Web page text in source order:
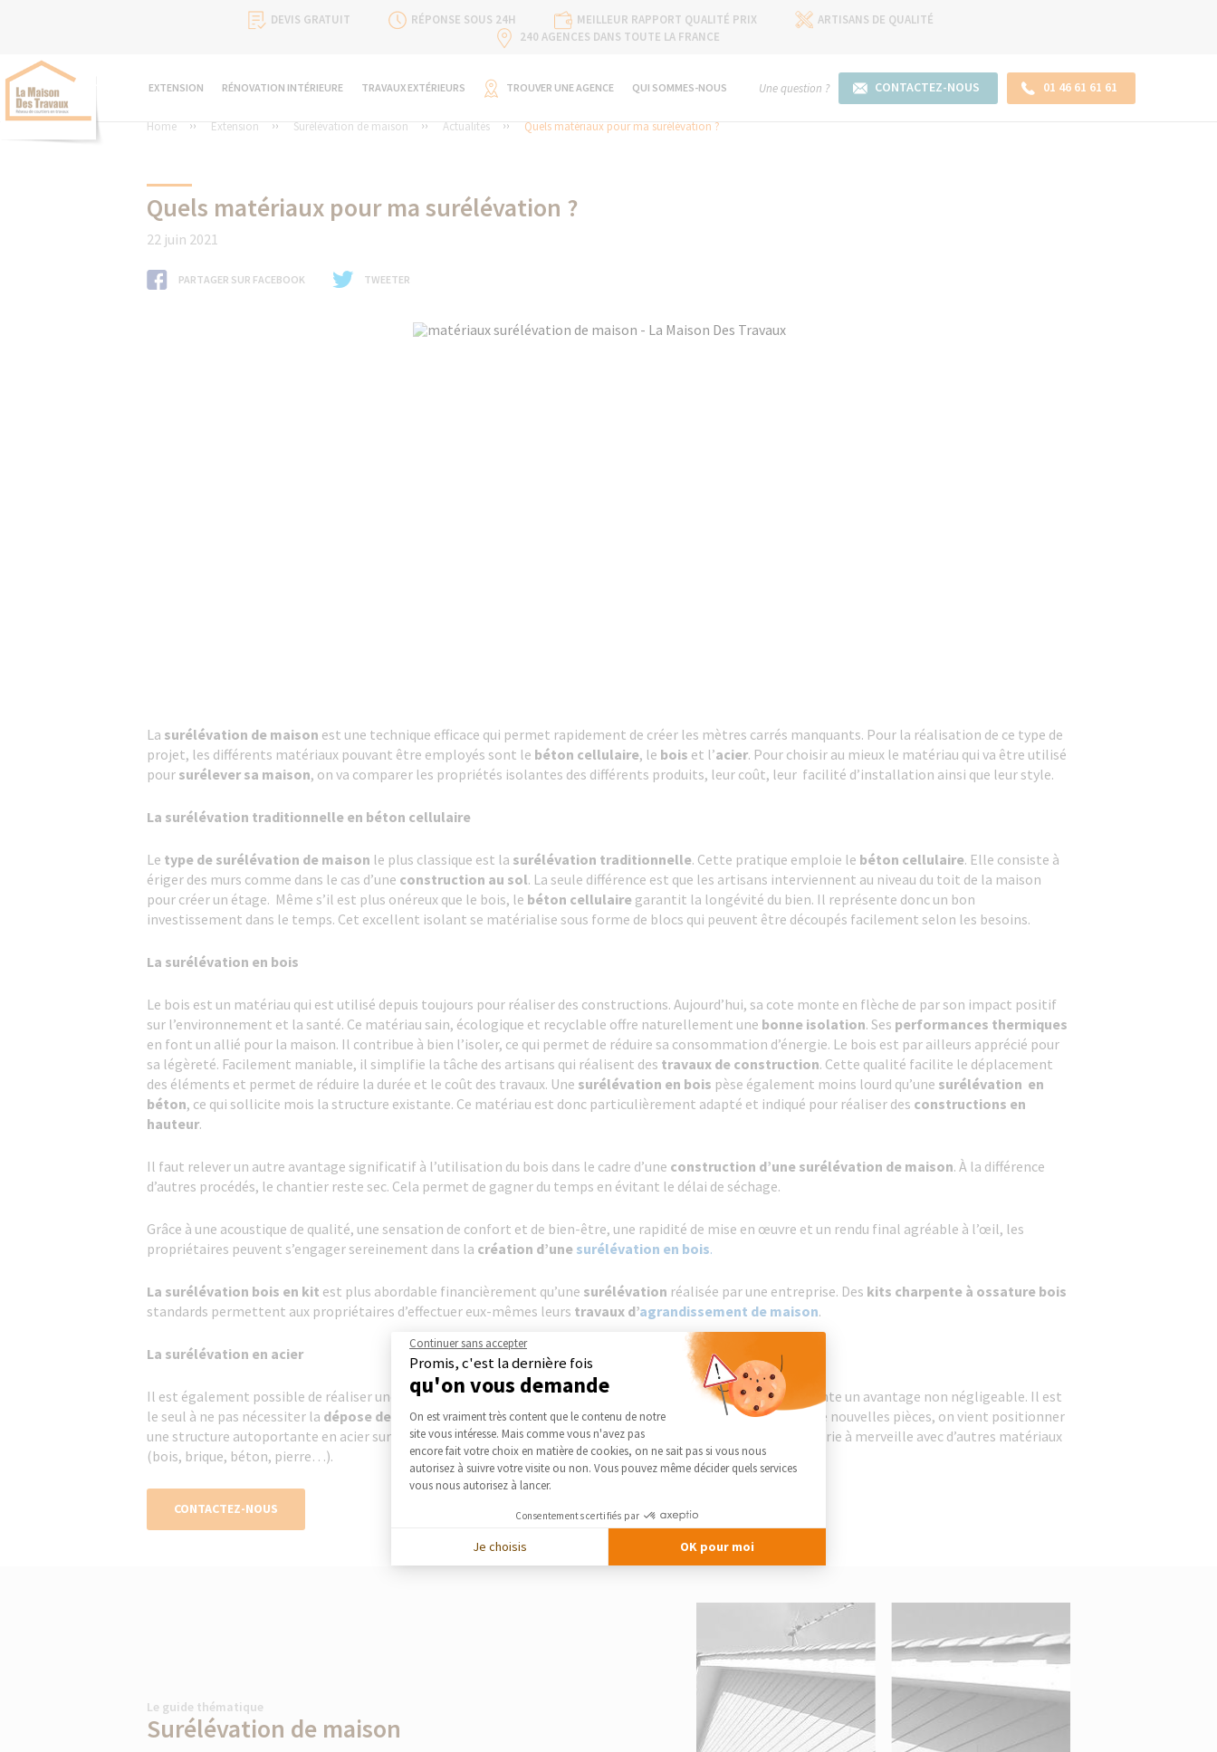
DEVIS GRATUIT RÉPONSE SOUS 24H MEILLEUR RAPPORT QUALITÉ PRIX
ARTISANS DE QUALITÉ
240 AGENCES DANS TOUTE LA FRANCE
EXTENSION RÉNOVATION INTÉRIEURE TRAVAUX EXTÉRIEURS TROUVER UNE AGENCE QUI SOMMES-NOUS Une question ? CONTACTEZ-NOUS 01 46 61 61 61
Home Extension Surélévation de maison Actualités Quels matériaux pour ma surélévation ?
Quels matériaux pour ma surélévation ?
22 juin 2021
PARTAGER SUR FACEBOOK TWEETER
La surélévation de maison est une technique efficace qui permet rapidement de créer les mètres carrés manquants. Pour la réalisation de ce type de
projet, les différents matériaux pouvant être employés sont le béton cellulaire, le bois et l’acier. Pour choisir au mieux le matériau qui va être utilisé
pour surélever sa maison, on va comparer les propriétés isolantes des différents produits, leur coût, leur facilité d’installation ainsi que leur style.
La surélévation traditionnelle en béton cellulaire
Le type de surélévation de maison le plus classique est la surélévation traditionnelle. Cette pratique emploie le béton cellulaire. Elle consiste à
ériger des murs comme dans le cas d’une construction au sol. La seule différence est que les artisans interviennent au niveau du toit de la maison
pour créer un étage. Même s’il est plus onéreux que le bois, le béton cellulaire garantit la longévité du bien. Il représente donc un bon
investissement dans le temps. Cet excellent isolant se matérialise sous forme de blocs qui peuvent être découpés facilement selon les besoins.
La surélévation en bois
Le bois est un matériau qui est utilisé depuis toujours pour réaliser des constructions. Aujourd’hui, sa cote monte en flèche de par son impact positif
sur l’environnement et la santé. Ce matériau sain, écologique et recyclable offre naturellement une bonne isolation. Ses performances thermiques
en font un allié pour la maison. Il contribue à bien l’isoler, ce qui permet de réduire sa consommation d’énergie. Le bois est par ailleurs apprécié pour
sa légèreté. Facilement maniable, il simplifie la tâche des artisans qui réalisent des travaux de construction. Cette qualité facilite le déplacement
des éléments et permet de réduire la durée et le coût des travaux. Une surélévation en bois pèse également moins lourd qu’une surélévation en
béton, ce qui sollicite mois la structure existante. Ce matériau est donc particulièrement adapté et indiqué pour réaliser des constructions en
hauteur.
Il faut relever un autre avantage significatif à l’utilisation du bois dans le cadre d’une construction d’une surélévation de maison. À la différence
d’autres procédés, le chantier reste sec. Cela permet de gagner du temps en évitant le délai de séchage.
Grâce à une acoustique de qualité, une sensation de confort et de bien-être, une rapidité de mise en œuvre et un rendu final agréable à l’œil, les
propriétaires peuvent s’engager sereinement dans la création d’une surélévation en bois.
La surélévation bois en kit est plus abordable financièrement qu’une surélévation réalisée par une entreprise. Des kits charpente à ossature bois
standards permettent aux propriétaires d’effectuer eux-mêmes leurs travaux d’agrandissement de maison.
La surélévation en acier
Il est également possible de réaliser une surélévation de maison en acier . L’utilisation de ce matériau présente un avantage non négligeable. Il est
le seul à ne pas nécessiter la dépose de la charpente. Cela facilite les travaux et réduit leur coût. Pour créer de nouvelles pièces, on vient positionner
une structure autoportante en acier sur la maison. L’aspect mat de lasurélévation en zinc
est unique. Il se marie à merveille avec d’autres matériaux
(bois, brique, béton, pierre…).
CONTACTEZ-NOUS
Le guide thématique
Surélévation de maison
Continuer sans accepter
Promis, c'est la dernière fois
qu'on vous demande
Plateforme de Gestion du Consentement : Personnalisez vos Options
On est vraiment très content que le contenu de notre
site vous intéresse. Mais comme vous n'avez pas
encore fait votre choix en matière de cookies, on ne sait pas si vous nous
autorisez à suivre votre visite ou non. Vous pouvez même décider quels services
vous nous autorisez à lancer.
Consentements certifiés par
Je choisis OK pour moi
Axeptio consent